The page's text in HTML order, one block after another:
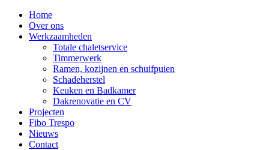
Home
Over ons
Werkzaamheden
Totale chaletservice
Timmerwerk
Ramen, kozijnen en schuifpuien
Schadeherstel
Keuken en Badkamer
Dakrenovatie en CV
Projecten
Fibo Trespo
Nieuws
Contact